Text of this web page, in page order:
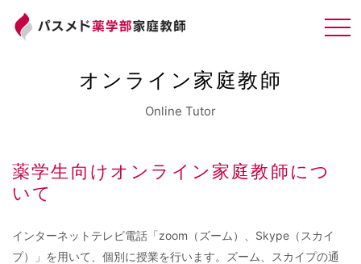
オンライン家庭教師
Online Tutor
薬学生向けオンライン家庭教師につ
いて
インターネットテレビ電話「zoom（ズーム）、Skype（スカイ
プ）」を用いて、個別に授業を行います。ズーム、スカイプの通